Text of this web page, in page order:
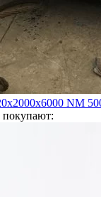
NM
покупают: